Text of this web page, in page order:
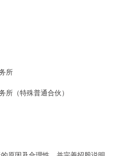
所
（特殊普通合伙）